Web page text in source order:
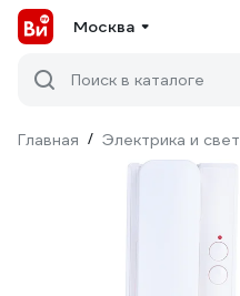
Москва
Поиск в каталоге
Главная / Электрика и свет